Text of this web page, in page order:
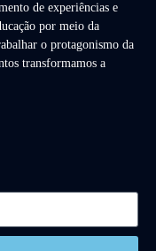
de experiências e
por meio da
o protagonismo da
transformamos a